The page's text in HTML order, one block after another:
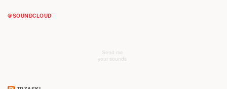
@SOUNDCLOUD
Send me
your sounds